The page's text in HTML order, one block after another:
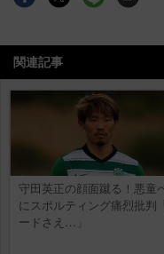
関連記事
守田英正の顔面蹴る！悪童
にスポルティング痛烈批判
ードさえ…」